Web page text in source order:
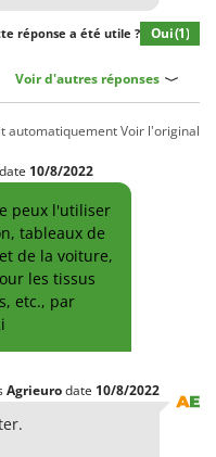
réponse a été utile ? Oui(1)
Voir d'autres réponses
automatiquementVoir l'original
date 10/8/2022
peux l'utiliser
tableaux de
de la voiture,
les tissus
etc., par
Agrieurodate 10/8/2022